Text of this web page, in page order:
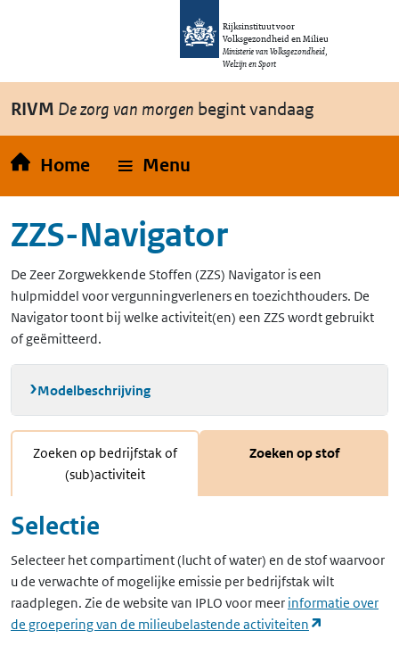
Overslaan en naar de inhoud gaan
Rijksinstituut voor
Volksgezondheid en Milieu
Ministerie van Volksgezondheid,
Welzijn en Sport
RIVM De zorg van morgen begint vandaag
Home Menu
ZZS-Navigator
De Zeer Zorgwekkende Stoffen (ZZS) Navigator is een
hulpmiddel voor vergunningverleners en toezichthouders. De
Navigator toont bij welke activiteit(en) een ZZS wordt gebruikt
of geëmitteerd.
Modelbeschrijving
Zoeken op bedrijfstak of
(sub)activiteit
Zoeken op stof
Selectie
Selecteer het compartiment (lucht of water) en de stof waarvoor
u de verwachte of mogelijke emissie per bedrijfstak wilt
raadplegen. Zie de website van IPLO voor meer informatie over
de groepering van de milieubelastende activiteiten